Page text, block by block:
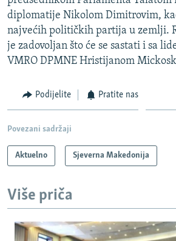
diplomatije Nikolom Dimitrovim,
najvećih političkih partija u zemlji.
je zadovoljan što će se sastati i sa
VMRO DPMNE Hristijanom
Podijelite Pratite nas
Povezani sadržaji
Aktuelno Sjeverna Makedonija
Više priča